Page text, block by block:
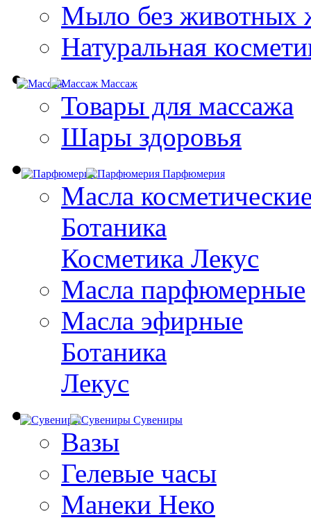
Мыло без животных
Натуральная
Массаж
Товары для массажа
Шары здоровья
Парфюмерия
Масла
Ботаника
Косметика Лекус
Масла парфюмерные
Масла эфирные
Ботаника
Лекус
Сувениры
Вазы
Гелевые часы
Манеки Неко